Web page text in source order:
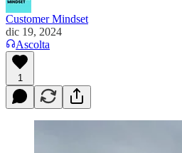
Customer Mindset
dic 19, 2024
Ascolta
1